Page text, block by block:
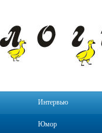
Интервью
Юмор